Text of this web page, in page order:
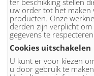
ter beschikking stellen
uw order tot het maken
producten. Onze
derden zijn verplicht
gegevens te
Cookies uitschakelen
U kunt er voor kiezen
u door gebruik te